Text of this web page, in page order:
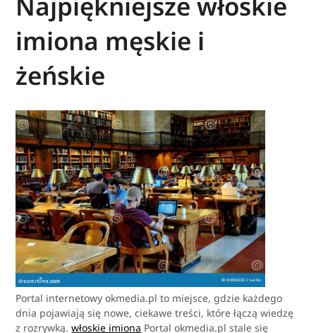
imiona męskie i
żeńskie
Portal internetowy okmedia.pl to miejsce, gdzie każdego
dnia pojawiają się nowe, ciekawe treści, które łączą wiedzę
z rozrywką.włoskie imiona Portal okmedia.pl stale się